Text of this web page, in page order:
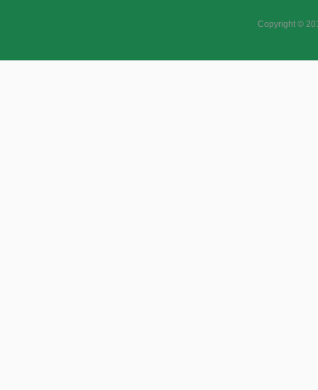
Copyright ©